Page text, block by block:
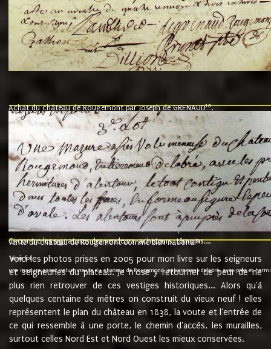
Achat du château de Rougemont par Joseph de GRENAUD10.
"l'an mil six cent soixante treze le ving neuvième jour du mois de
nommé fut présent Messire Claude Guillaume de Moyriat chevalier baron
vend, purement simplement et irrevocablement a monseigneur monsieur
et chavannes conseiller du roy au parlement de Bourgogne, present et
que le dit seigneur Baron de la Vellière a sur ses hommes, indivisables et
de la Velliere tout ainsi et comme le dit seigneur Baron et ses
présent......"
suivent les rentes, donation des terriers, etc... au prix de 880 livre louis
Ci contre les signatures des vendeurs, acheteurs, témoins....
vente du château de Rougemont comme bien national9.
"3ème lot
une mazure assez volumineuse du chateau de Rougemond, entierement delabré, avec près et
Voici les photos prises en 2005 pour mon livre sur les seigneurs
et seigneuries du plateau. Je n'ose y retourner de peur de ne
plus rien retrouver de ces vestiges historiques... Alors qu'à
quelques centaine de mètres on construit du vieux neuf ! elles
représentent le plan du château en 1838, la voute et l'entrée de
ce qui ressemble à une porte, le chemin d'accès, les murailles,
surtout celles Nord Est et Nord Ouest les mieux conservées.